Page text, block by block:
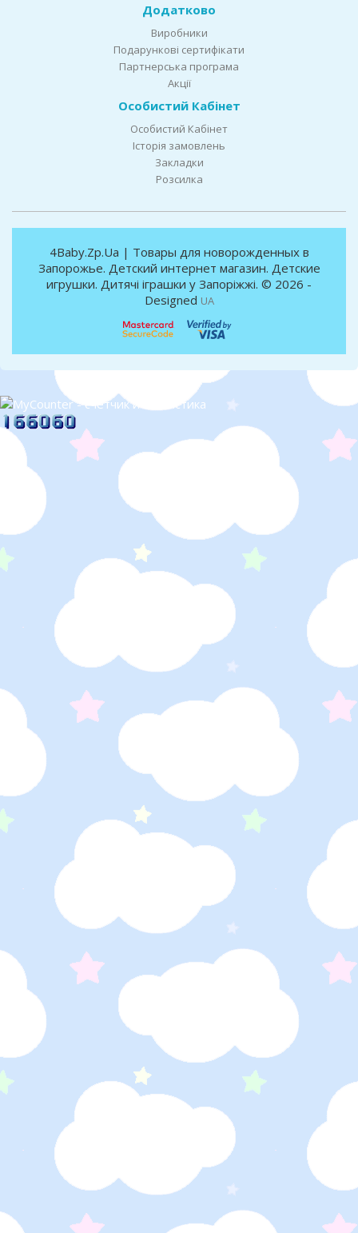
Додатково
Виробники
Подарункові сертифікати
Партнерська програма
Акції
Особистий Кабінет
Особистий Кабінет
Історія замовлень
Закладки
Розсилка
4Baby.Zp.Ua | Товары для новорожденных в
Запорожье. Детский интернет магазин. Детские
игрушки. Дитячі іграшки у Запоріжжі. © 2026 -
Designed UA